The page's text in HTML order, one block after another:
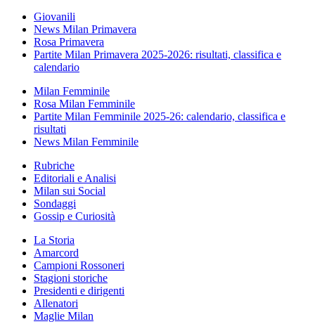
Giovanili
News Milan Primavera
Rosa Primavera
Partite Milan Primavera 2025-2026: risultati, classifica e
calendario
Milan Femminile
Rosa Milan Femminile
Partite Milan Femminile 2025-26: calendario, classifica e
risultati
News Milan Femminile
Rubriche
Editoriali e Analisi
Milan sui Social
Sondaggi
Gossip e Curiosità
La Storia
Amarcord
Campioni Rossoneri
Stagioni storiche
Presidenti e dirigenti
Allenatori
Maglie Milan